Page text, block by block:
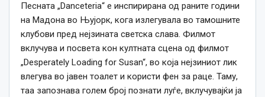
Песната „Danceteria“ е инспирирана од раните години
на Мадона во Њујорк, кога излегувала во тамошните
клубови пред нејзината светска слава. Филмот
вклучува и посвета кон култната сцена од филмот
„Desperately Loading for Susan“, во која нејзиниот лик
влегува во јавен тоалет и користи фен за раце. Таму,
таа запознава голем број познати луѓе, вклучувајќи ја